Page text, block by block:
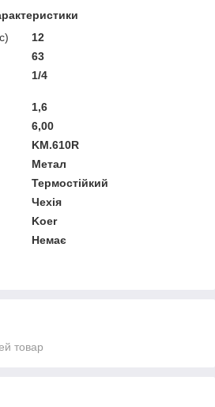
12
63
1/4
1,6
6,00
KM.610R
Метал
Термостійкий
Чехія
Koer
Немає
товар